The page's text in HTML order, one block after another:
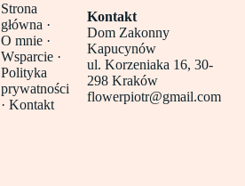
Strona
główna ·
O mnie ·
Wsparcie ·
Polityka
prywatności
·Kontakt
Kontakt
Dom Zakonny
Kapucynów
ul. Korzeniaka 16, 30-
298 Kraków
flowerpiotr@gmail.com